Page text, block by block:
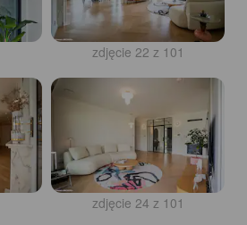
zdjęcie 22 z 101
zdjęcie 24 z 101